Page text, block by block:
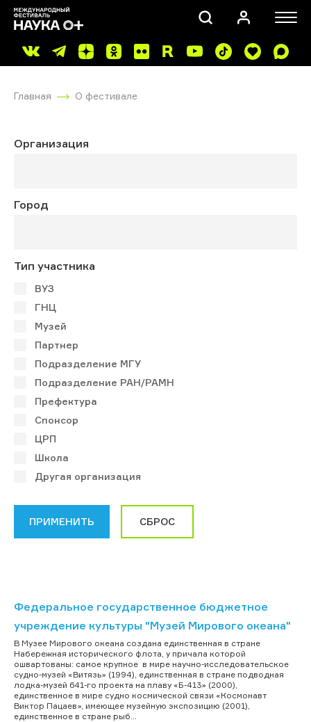
Главная О фестивале
Организация
Город
Тип участника
ВУЗ
ГНЦ
Музей
Партнер
Подразделение МГУ
Подразделение РАН/РАМН
Префектура
Спонсор
ЦРП
Школа
Другая организация
Федеральное государственное бюджетное
учреждение культуры "Музей Мирового океана"
В Музее Мирового океана создана единственная в стране
Набережная исторического флота, у причала которой
ошвартованы: самое крупное в мире научно-исследовательское
судно-музей «Витязь» (1994), единственная в стране подводная
лодка-музей 641-го проекта на плаву «Б-413» (2000),
единственное в мире судно космической связи «Космонавт
Виктор Пацаев», имеющее музейную экспозицию (2001),
единственное в стране рыб...